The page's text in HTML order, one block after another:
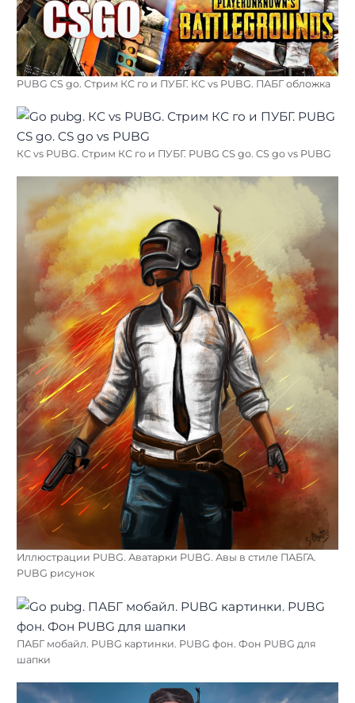
PUBG CS go. Стрим КС го и ПУБГ. КС vs PUBG. ПАБГ обложка
КС vs PUBG. Стрим КС го и ПУБГ. PUBG CS go. CS go vs PUBG
Иллюстрации PUBG. Аватарки PUBG. Авы в стиле ПАБГА.
PUBG рисунок
ПАБГ мобайл. PUBG картинки. PUBG фон. Фон PUBG для
шапки